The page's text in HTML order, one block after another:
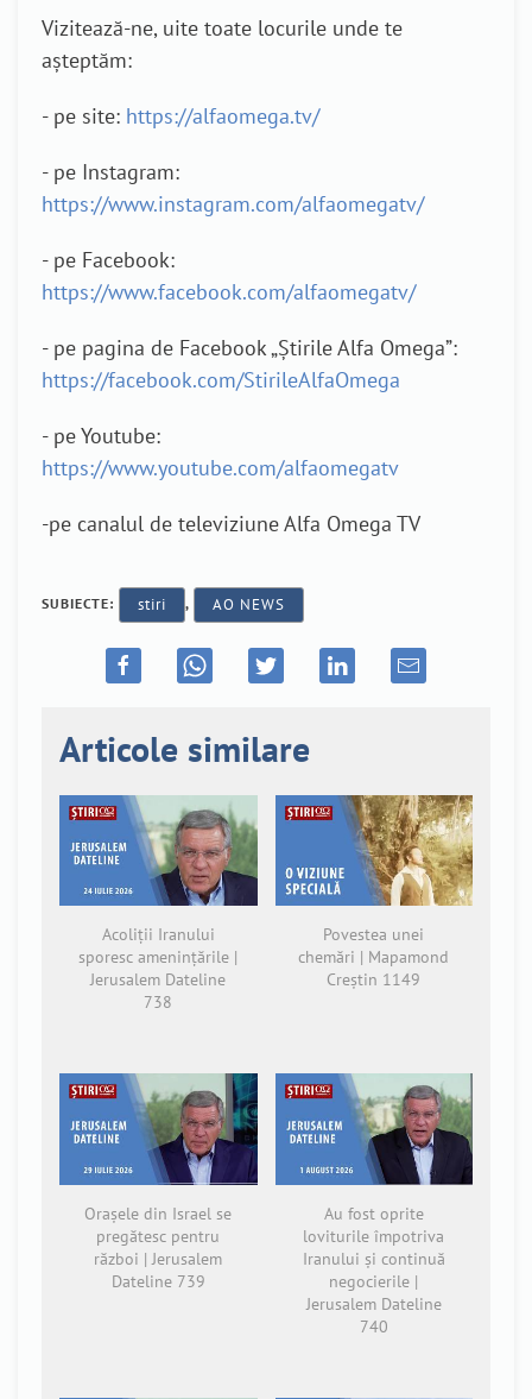
Vizitează-ne, uite toate locurile unde te
așteptăm:
- pe site: https://alfaomega.tv/
- pe Instagram:
https://www.instagram.com/alfaomegatv/
- pe Facebook:
https://www.facebook.com/alfaomegatv/
- pe pagina de Facebook „Știrile Alfa Omega”:
https://facebook.com/StirileAlfaOmega
- pe Youtube:
https://www.youtube.com/alfaomegatv
-pe canalul de televiziune Alfa Omega TV
SUBIECTE: stiri , AO NEWS
Articole similare
Acoliții Iranului
sporesc amenințările |
Jerusalem Dateline
738
Povestea unei
chemări | Mapamond
Creștin 1149
Orașele din Israel se
pregătesc pentru
război | Jerusalem
Dateline 739
Au fost oprite
loviturile împotriva
Iranului și continuă
negocierile |
Jerusalem Dateline
740